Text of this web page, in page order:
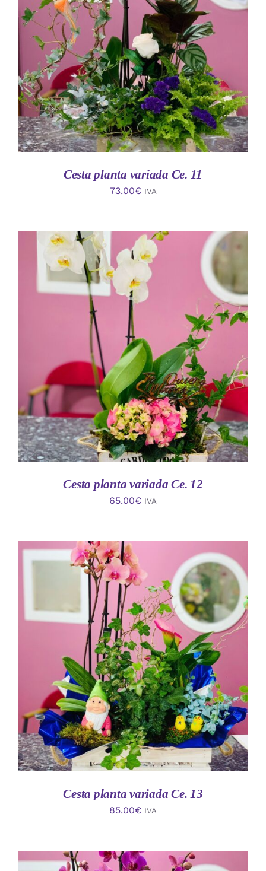
AÑADIR AL CARRITO
/
DETALLES
Cesta planta variada Ce. 11
73.00€ IVA
AÑADIR AL CARRITO
/
Cesta planta variada Ce. 12
65.00€ IVA
AÑADIR AL CARRITO
/
DETALLES
Cesta planta variada Ce. 13
85.00€ IVA